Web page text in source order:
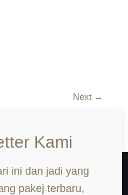
Next →
Kami
ini dan jadi yang
pakej terbaru,